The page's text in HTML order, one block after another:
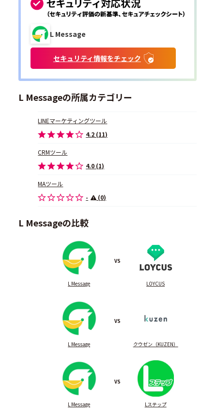
L Message
セキュリティ情報をチェック
L Messageの所属カテゴリー
LINEマーケティングツール
4.2 (11)
CRMツール
4.0 (1)
MAツール
-
(0)
L Messageの比較
L Message
VS
LOYCUS
L Message
VS
クウゼン（KUZEN）
L Message
VS
Lステップ